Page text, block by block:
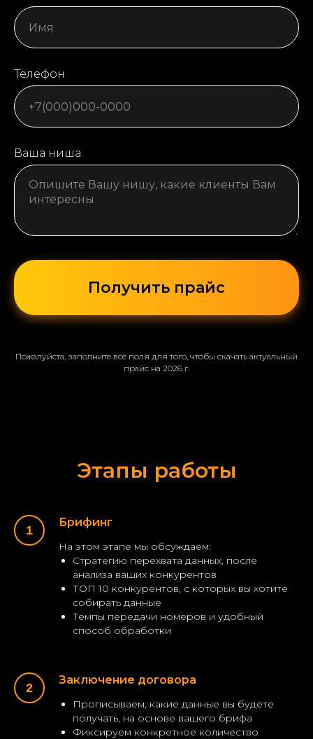
Телефон
Ваша ниша
Получить прайс
Пожалуйста, заполните все поля для того, чтобы скачать актуальный
прайс на 2026 г.
Этапы работы
Брифинг
На этом этапе мы обсуждаем:
Стратегию перехвата данных, после
анализа ваших конкурентов
ТОП 10 конкурентов, с которых вы хотите
собирать данные
Темпы передачи номеров и удобный
способ обработки
Заключение договора
Прописываем, какие данные вы будете
получать, на основе вашего брифа
Фиксируем конкретное количество